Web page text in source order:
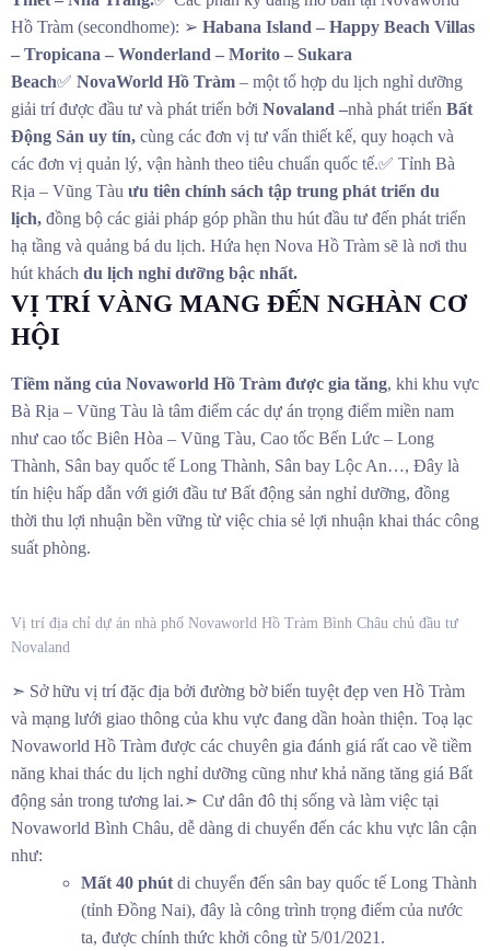
Hồ Tràm (secondhome): ➢ Habana Island – Happy Beach Villas
– Tropicana – Wonderland – Morito – Sukara
Beach✅ NovaWorld Hồ Tràm – một tổ hợp du lịch nghỉ dưỡng
giải trí được đầu tư và phát triển bởi Novaland –nhà phát triển Bất
Động Sản uy tín, cùng các đơn vị tư vấn thiết kế, quy hoạch và
các đơn vị quản lý, vận hành theo tiêu chuẩn quốc tế.✅ Tỉnh Bà
Rịa – Vũng Tàu ưu tiên chính sách tập trung phát triển du
lịch, đồng bộ các giải pháp góp phần thu hút đầu tư đến phát triển
hạ tầng và quảng bá du lịch. Hứa hẹn Nova Hồ Tràm sẽ là nơi thu
hút khách du lịch nghỉ dưỡng bậc nhất.
VỊ TRÍ VÀNG MANG ĐẾN NGHÀN CƠ
HỘI
Tiềm năng của Novaworld Hồ Tràm được gia tăng, khi khu vực
Bà Rịa – Vũng Tàu là tâm điểm các dự án trọng điểm miền nam
như cao tốc Biên Hòa – Vũng Tàu, Cao tốc Bến Lức – Long
Thành, Sân bay quốc tế Long Thành, Sân bay Lộc An…, Đây là
tín hiệu hấp dẫn với giới đầu tư Bất động sản nghỉ dưỡng, đồng
thời thu lợi nhuận bền vững từ việc chia sẻ lợi nhuận khai thác công
suất phòng.
Vị trí địa chỉ dự án nhà phố Novaworld Hồ Tràm Bình Châu chủ đầu tư
Novaland
➣ Sở hữu vị trí đặc địa bởi đường bờ biển tuyệt đẹp ven Hồ Tràm
và mạng lưới giao thông của khu vực đang dần hoàn thiện. Toạ lạc
Novaworld Hồ Tràm được các chuyên gia đánh giá rất cao về tiềm
năng khai thác du lịch nghỉ dưỡng cũng như khả năng tăng giá Bất
động sản trong tương lai.➣ Cư dân đô thị sống và làm việc tại
Novaworld Bình Châu, dễ dàng di chuyển đến các khu vực lân cận
như:
Mất 40 phút di chuyển đến sân bay quốc tế Long Thành
(tỉnh Đồng Nai), đây là công trình trọng điểm của nước
ta, được chính thức khởi công từ 5/01/2021.